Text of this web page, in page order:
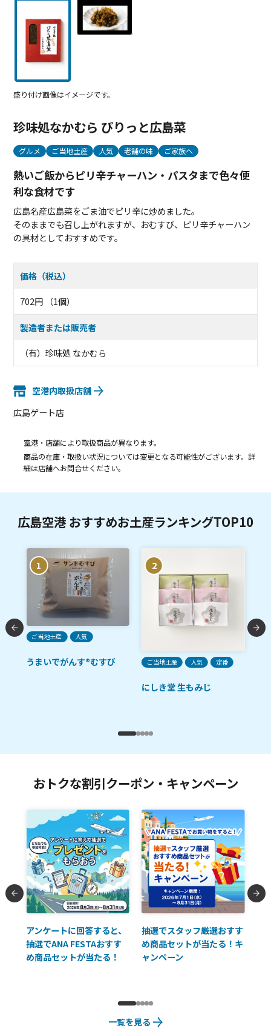
盛り付け画像はイメージです。
珍味処なかむら ぴりっと広島菜
グルメ ご当地土産 人気 老舗の味 ご家族へ
熱いご飯からピリ辛チャーハン・パスタまで色々便
利な食材です
広島名産広島菜をごま油でピリ辛に炒めました。
そのままでも召し上がれますが、おむすび、ピリ辛チャーハン
の具材としておすすめです。
価格（税込）
702円 （1個）
製造者または販売者
（有）珍味処 なかむら
空港内取扱店舗
広島ゲート店
空港・店舗により取扱商品が異なります。
商品の在庫・取扱い状況については変更となる可能性がございます。詳
細は店舗へお問合せください。
広島空港 おすすめお土産ランキングTOP10
1
ご当地土産 人気
うまいでがんす®むすび
2
ご当地土産 人気 定番
にしき堂 生もみじ
おトクな割引クーポン・キャンペーン
アンケートに回答すると、
抽選でANA FESTAおすす
め商品セットが当たる！
抽選でスタッフ厳選おすす
め商品セットが当たる！キ
ャンペーン
一覧を見る